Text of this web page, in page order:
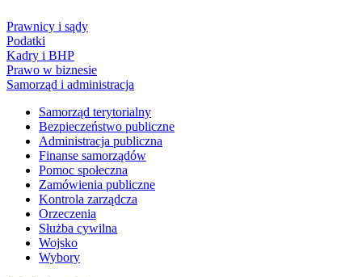
Prawnicy i sądy
Podatki
Kadry i BHP
Prawo w biznesie
Samorząd i administracja
Samorząd terytorialny
Bezpieczeństwo publiczne
Administracja publiczna
Finanse samorządów
Pomoc społeczna
Zamówienia publiczne
Kontrola zarządcza
Orzeczenia
Służba cywilna
Wojsko
Wybory